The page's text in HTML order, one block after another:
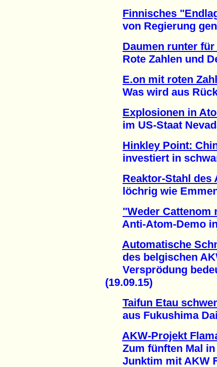
Finnisches
von Regierung
Daumen runter für
Rote Zahlen und
E.on mit roten
Was wird aus
Explosionen in
im US-Staat
Hinkley Point:
investiert in
Reaktor-Stahl des
löchrig wie
"Weder Cattenom
Anti-Atom-Demo in
Automatische
des belgischen
Versprödung
(19.09.15)
Taifun Etau
aus Fukushima
AKW-Projekt
Zum fünften Mal in
Junktim mit AKW